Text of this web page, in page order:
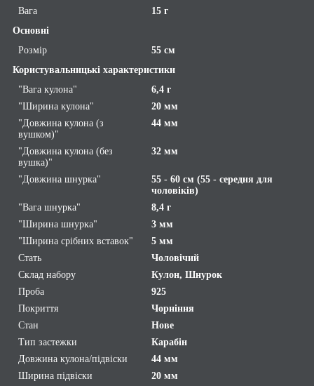
Вага
15 г
Основні
Розмір
55 см
Користувальницькі характеристики
"Вага кулона"
6,4 г
"Ширина кулона"
20 мм
"Довжина кулона (з
вушком)"
44 мм
"Довжина кулона (без
вушка)"
32 мм
"Довжина шнурка"
55 - 60 см (55 - середня для
чоловіків)
"Вага шнурка"
8,4 г
"Ширина шнурка"
3 мм
"Ширина срібних вставок"
5 мм
Стать
Чоловічий
Склад набору
Кулон, Шнурок
Проба
925
Покриття
Чорніння
Стан
Нове
Тип застежки
Карабін
Довжина кулона/підвіски
44 мм
Ширина підвіски
20 мм